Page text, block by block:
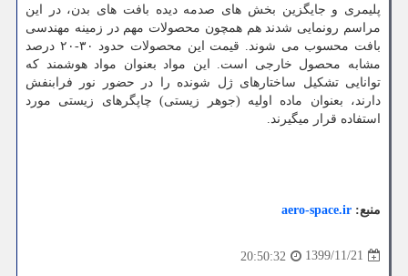
پلیمری و جایگزین بخش­ های صدمه ­دیده بافت ­های بدن، در این
مراسم رونمایی شدند هم همچون محصولات مهم در زمینه مهندسی
بافت محسوب می­ شوند. قیمت این محصولات حدود ۳۰-۲۰ درصد
مشابه محصول خارجی است. این مواد بعنوان مواد هوشمند که
توانایی تشکیل ساختارهای ژل ­شونده را در حضور نور فرابنفش
دارند، بعنوان ماده اولیه (جوهر زیستی) چاپگرهای زیستی مورد
استفاده قرار می­گیرند.
منبع: aero-space.ir
1399/11/21
20:50:32